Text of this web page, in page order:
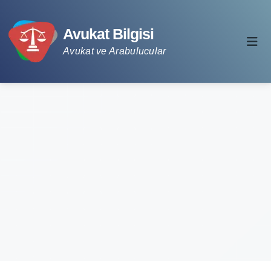
Avukat Bilgisi
Avukat ve Arabulucular